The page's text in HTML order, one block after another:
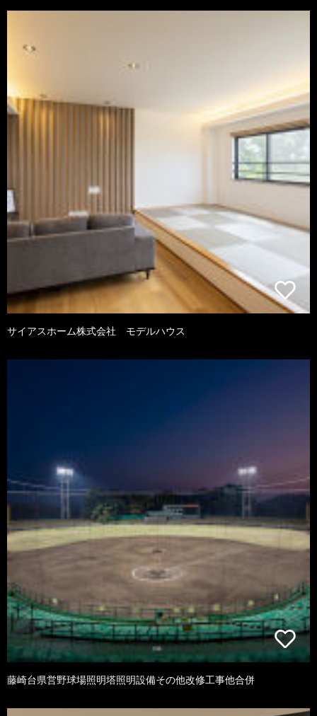
サイアスホーム株式会社 モデルハウス
藤崎台県営野球場照明塔照明設備その他改修工事他合併